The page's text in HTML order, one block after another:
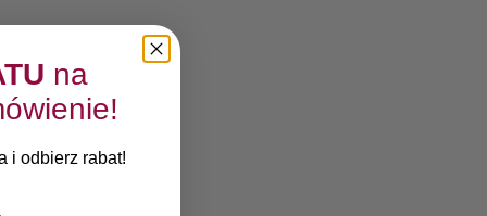
na
i odbierz rabat!